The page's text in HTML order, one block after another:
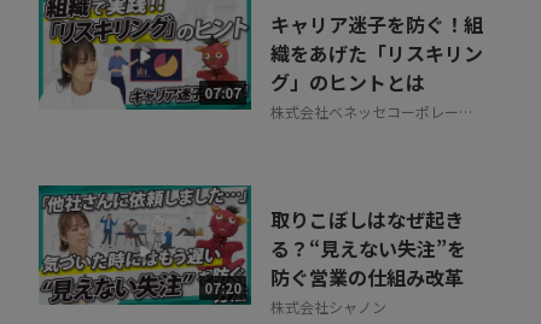
07:07
キャリア迷子を防ぐ！組
織をあげた「リスキリン
グ」のヒントとは
株式会社ベネッセコーポレーシ
07:20
取りこぼしはなぜ起き
る？“見えない失注”を
防ぐ営業の仕組み改革
株式会社シャノン